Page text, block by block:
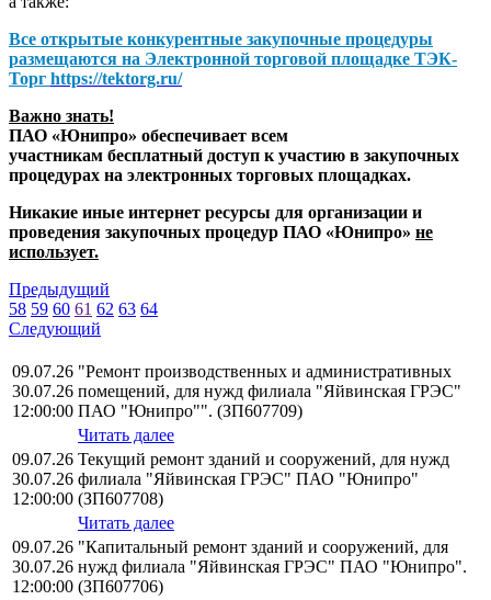
Все открытые конкурентные закупочные процедуры
размещаются на Электронной торговой площадке ТЭК-
Торг https://tektorg.ru/
Важно знать!
ПАО «Юнипро» обеспечивает всем
участникам бесплатный доступ к участию в закупочных
процедурах на электронных торговых площадках.
Никакие иные интернет ресурсы для организации и
проведения закупочных процедур ПАО «Юнипро» не
использует.
Предыдущий
58 59 60 61 62 63 64
Следующий
09.07.26
30.07.26
12:00:00
"Ремонт производственных и административных
помещений, для нужд филиала "Яйвинская ГРЭС"
ПАО "Юнипро"". (ЗП607709)
Читать далее
09.07.26
30.07.26
12:00:00
Текущий ремонт зданий и сооружений, для нужд
филиала "Яйвинская ГРЭС" ПАО "Юнипро"
(ЗП607708)
Читать далее
09.07.26
30.07.26
12:00:00
"Капитальный ремонт зданий и сооружений, для
нужд филиала "Яйвинская ГРЭС" ПАО "Юнипро".
(ЗП607706)